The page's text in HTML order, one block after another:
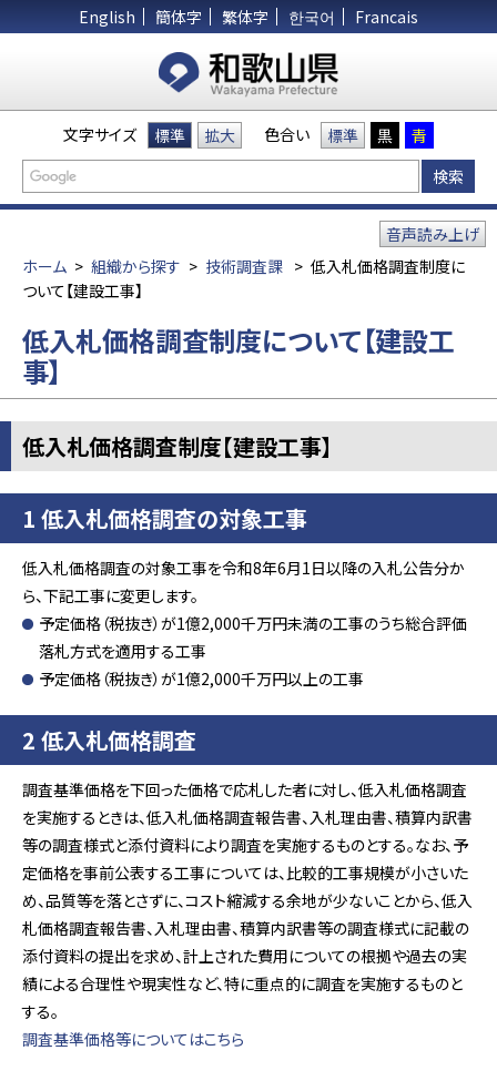
English 簡体字 繁体字 한국어 Francais
文字サイズ 標準 拡大 色合い 標準 黒 青
ホーム > 組織から探す > 技術調査課 > 低入札価格調査制度に
ついて【建設工事】
音声読み上げ
低入札価格調査制度について【建設工
事】
低入札価格調査制度【建設工事】
1 低入札価格調査の対象工事
低入札価格調査の対象工事を令和8年6月1日以降の入札公告分か
ら、下記工事に変更します。
予定価格（税抜き）が1億2,000千万円未満の工事のうち総合評価
落札方式を適用する工事
予定価格（税抜き）が1億2,000千万円以上の工事
2 低入札価格調査
調査基準価格を下回った価格で応札した者に対し、低入札価格調査
を実施するときは、低入札価格調査報告書、入札理由書、積算内訳書
等の調査様式と添付資料により調査を実施するものとする。なお、予
定価格を事前公表する工事については、比較的工事規模が小さいた
め、品質等を落とさずに、コスト縮減する余地が少ないことから、低入
札価格調査報告書、入札理由書、積算内訳書等の調査様式に記載の
添付資料の提出を求め、計上された費用についての根拠や過去の実
績による合理性や現実性など、特に重点的に調査を実施するものと
する。
調査基準価格等についてはこちら